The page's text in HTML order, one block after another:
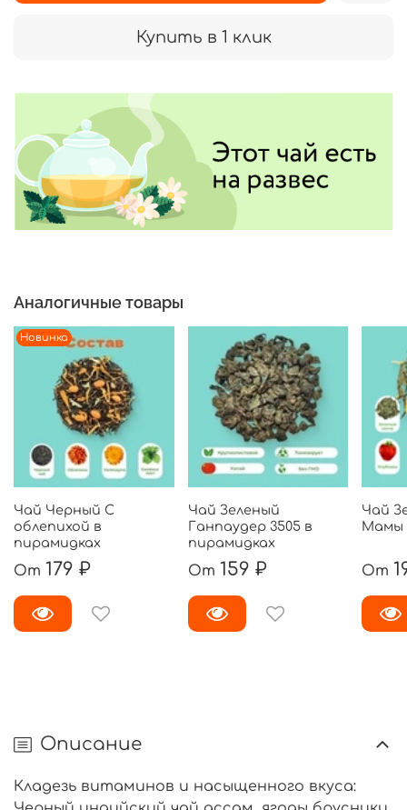
Купить в 1 клик
Аналогичные товары
Новинка
Чай Черный С
облепихой в
пирамидках
От 179 ₽
Чай Зеленый
Ганпаудер 3505 в
пирамидках
От 159 ₽
Чай
Мамы
От
Описание
Кладезь витаминов и насыщенного вкуса: